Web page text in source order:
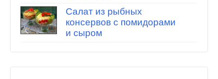
Салат из рыбных
консервов с помидорами
и сыром